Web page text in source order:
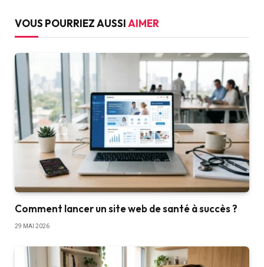
VOUS POURRIEZ AUSSIAIMER
Comment lancer un site web de santé à succès ?
29 MAI 2026